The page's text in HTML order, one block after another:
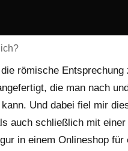
römische
die man nach
Und dabei fiel mir
auch schließlich mit
in einem Onlineshop